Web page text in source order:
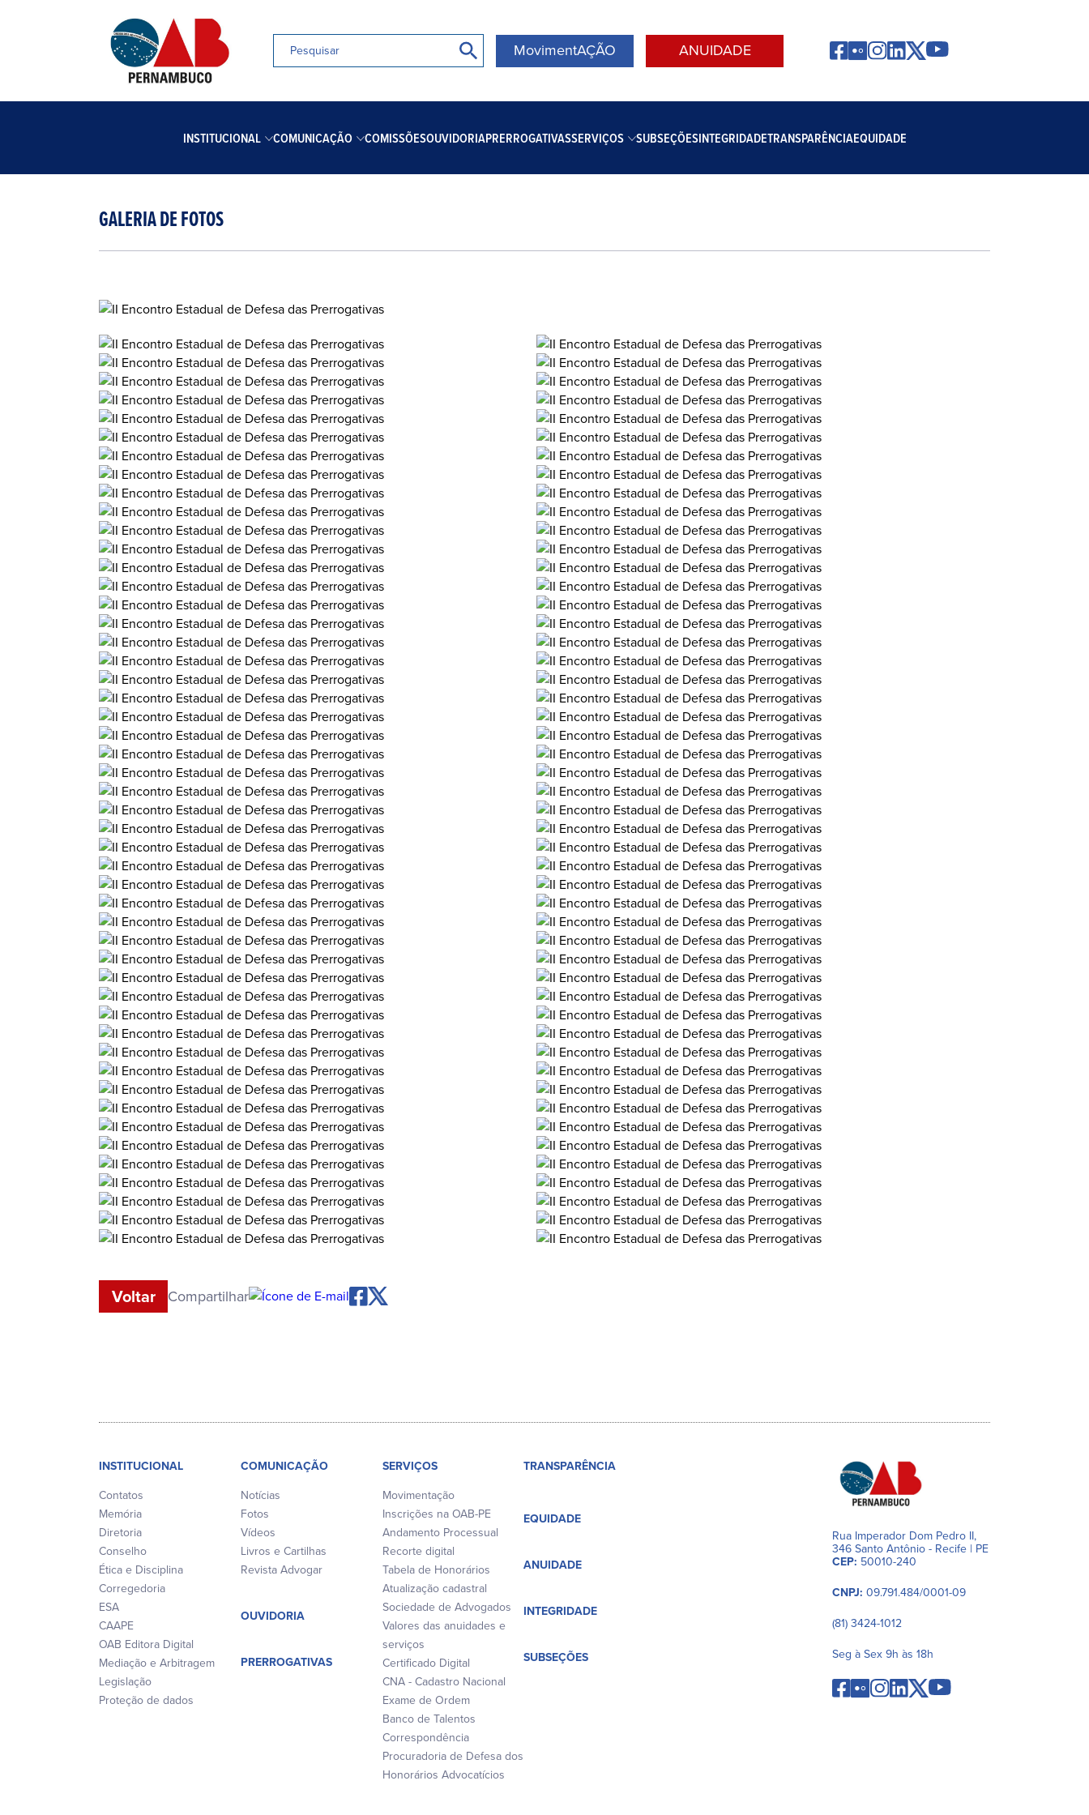
MovimentAÇÃO ANUIDADE
INSTITUCIONAL COMUNICAÇÃO COMISSÕESOUVIDORIAPRERROGATIVASSERVIÇOS SUBSEÇÕESINTEGRIDADETRANSPARÊNCIAEQUIDADE
GALERIA DE FOTOS
Voltar Compartilhar
INSTITUCIONAL
Contatos
Memória
Diretoria
Conselho
Ética e Disciplina
Corregedoria
ESA
CAAPE
OAB Editora Digital
Mediação e Arbitragem
Legislação
Proteção de dados
COMUNICAÇÃO
Notícias
Fotos
Vídeos
Livros e Cartilhas
Revista Advogar
OUVIDORIA
PRERROGATIVAS
SERVIÇOS
Movimentação
Inscrições na OAB-PE
Andamento Processual
Recorte digital
Tabela de Honorários
Atualização cadastral
Sociedade de Advogados
Valores das anuidades e
serviços
Certificado Digital
CNA - Cadastro Nacional
Exame de Ordem
Banco de Talentos
Correspondência
Procuradoria de Defesa dos
Honorários Advocatícios
TRANSPARÊNCIA
EQUIDADE
ANUIDADE
INTEGRIDADE
SUBSEÇÕES
Rua Imperador Dom Pedro II,
346 Santo Antônio - Recife | PE
CEP: 50010-240
CNPJ: 09.791.484/0001-09
(81) 3424-1012
Seg à Sex 9h às 18h